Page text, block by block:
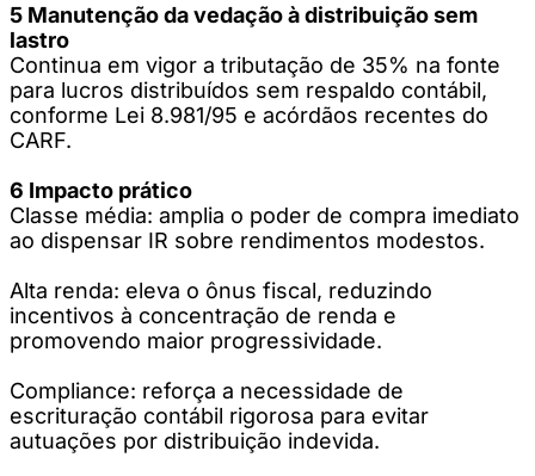
5 Manutenção da vedação à distribuição sem
lastro
Continua em vigor a tributação de 35% na fonte
para lucros distribuídos sem respaldo contábil,
conforme Lei 8.981/95 e acórdãos recentes do
CARF.
6 Impacto prático
Classe média: amplia o poder de compra imediato
ao dispensar IR sobre rendimentos modestos.
Alta renda: eleva o ônus fiscal, reduzindo
incentivos à concentração de renda e
promovendo maior progressividade.
Compliance: reforça a necessidade de
escrituração contábil rigorosa para evitar
autuações por distribuição indevida.